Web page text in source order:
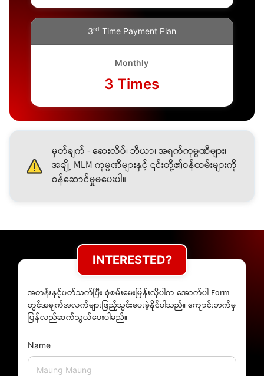
3rd Time Payment Plan
Monthly
3 Times
မှတ်ချက် - ဆေးလိပ်၊ ဘီယာ၊ အရက်ကုမ္ပဏီများ၊
အချို့ MLM ကုမ္ပဏီများနှင့် ၎င်းတို့၏ဝန်ထမ်းများကို
ဝန်ဆောင်မှုမပေးပါ။
INTERESTED?
အတန်းနှင့်ပတ်သက်ပြီး စုံစမ်းမေးမြန်းလိုပါက အောက်ပါ Form
တွင်အချက်အလက်များဖြည့်သွင်းပေးခဲ့နိုင်ပါသည်။ ကျောင်းဘက်မှ
ပြန်လည်ဆက်သွယ်ပေးပါမည်။
Name